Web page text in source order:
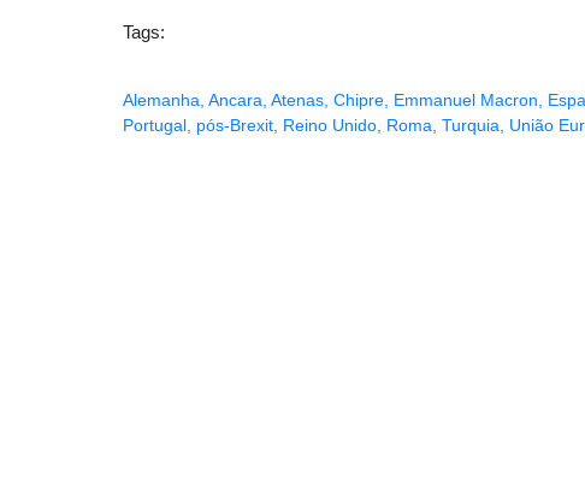
Tags:
Alemanha Ancara Atenas Chipre Emmanuel Macron
Portugal pós-Brexit Reino Unido Roma Turquia União